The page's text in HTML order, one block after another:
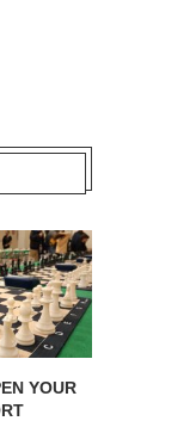
YOUR